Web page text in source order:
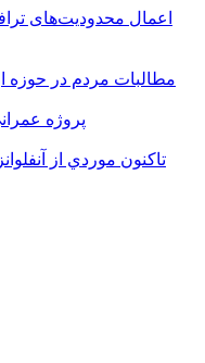
اعمال محدودیت‌های
مطالبات مردم در حوزه
247 پروژه
تاکنون موردي از